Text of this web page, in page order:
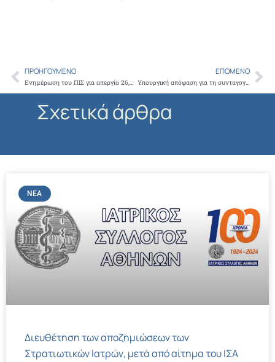
Prev
ΠΡΟΗΓΟΎΜΕΝΟ
Ενημέρωση του ΠΙΣ για απεργία 26,27,28 Μαΐου 2022
ΕΠΌΜΕΝΟ
Υπουργική απόφαση για τη συνταγογράφηση των ανασφάλιστων
Σχετικά άρθρα
ΝΈΑ
Διευθέτηση των αποζημιώσεων των
Στρατιωτικών Ιατρών, μετά από αίτημα του ΙΣΑ